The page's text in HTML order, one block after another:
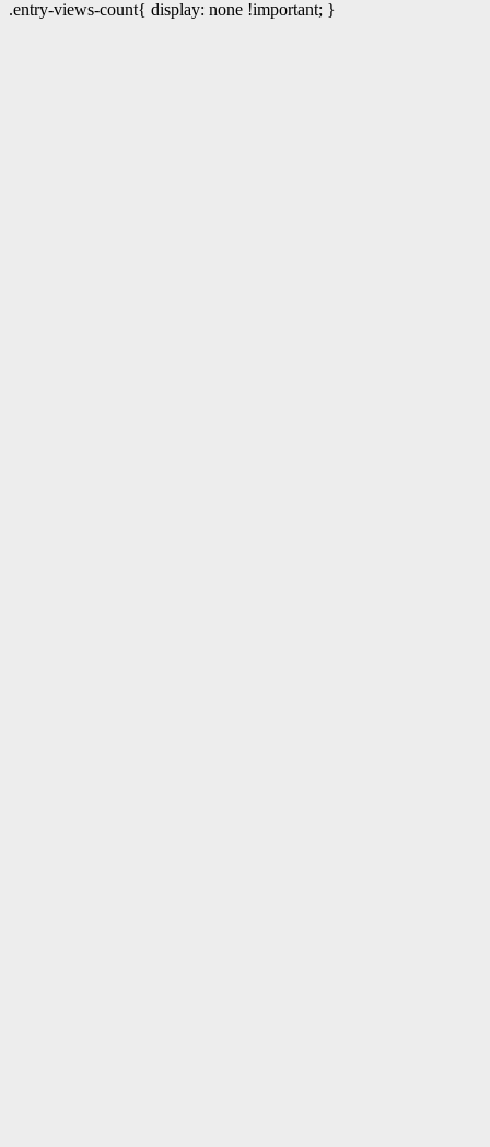
.entry-views-count{ display: none !important; }